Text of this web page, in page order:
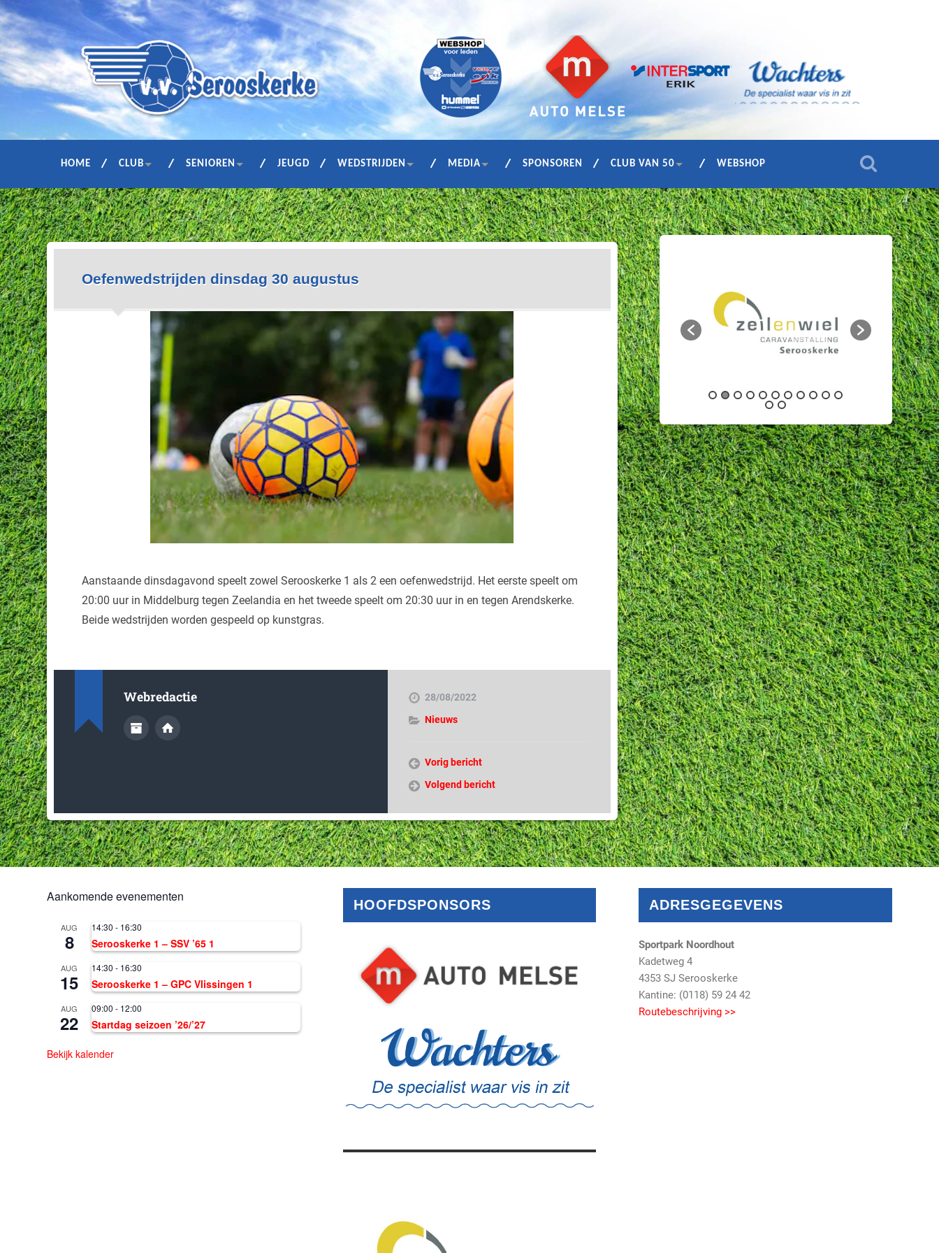
HOME CLUB SENIOREN JEUGD WEDSTRIJDEN MEDIA SPONSOREN CLUB VAN 50 WEBSHOP
Oefenwedstrijden dinsdag 30 augustus
Aanstaande dinsdagavond speelt zowel Serooskerke 1 als 2 een oefenwedstrijd. Het eerste speelt om
20:00 uur in Middelburg tegen Zeelandia en het tweede speelt om 20:30 uur in en tegen Arendskerke.
Beide wedstrijden worden gespeeld op kunstgras.
Webredactie
28/08/2022
Nieuws
Vorig bericht
Volgend bericht
Aankomende evenementen
AUG
8
14:30 - 16:30
Serooskerke 1 – SSV ’65 1
AUG
15
14:30 - 16:30
Serooskerke 1 – GPC Vlissingen 1
AUG
22
09:00 - 12:00
Startdag seizoen ’26/’27
Bekijk kalender
HOOFDSPONSORS ADRESGEGEVENS
Sportpark Noordhout
Kadetweg 4
4353 SJ Serooskerke
Kantine: (0118) 59 24 42
Routebeschrijving >>